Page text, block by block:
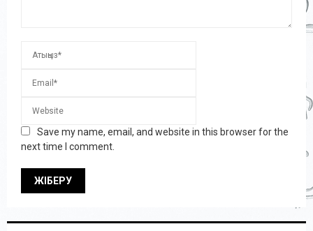
Save my name, email, and website in this browser for the
next time I comment.